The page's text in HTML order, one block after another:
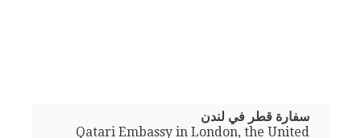
سفارة قطر في لندن
Qatari Embassy in London, the United